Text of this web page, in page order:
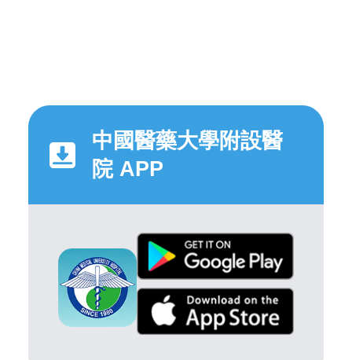
中國醫藥大學附設醫
院 APP